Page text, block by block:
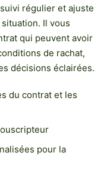
régulier et ajuste
Il vous
qui peuvent avoir
de rachat,
décisions éclairées.
du contrat et les
pour la